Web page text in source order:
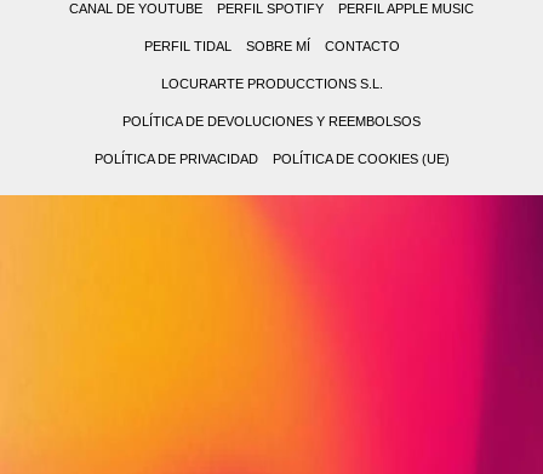
CANAL DE YOUTUBE PERFIL SPOTIFY PERFIL APPLE MUSIC
PERFIL TIDAL SOBRE MÍ CONTACTO
LOCURARTE PRODUCCTIONS S.L.
POLÍTICA DE DEVOLUCIONES Y REEMBOLSOS
POLÍTICA DE PRIVACIDAD POLÍTICA DE COOKIES (UE)